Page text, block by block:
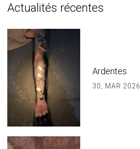
Actualités récentes
Ardentes
30, MAR 2026